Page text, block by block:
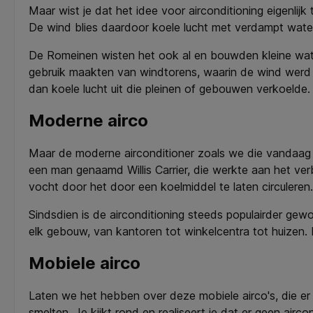
Maar wist je dat het idee voor airconditioning
De wind blies daardoor koele lucht met verdampt
De Romeinen wisten het ook al en bouwden kleine
gebruik maakten van windtorens, waarin de wind
dan koele lucht uit die pleinen of gebouwen verkoelde.
Moderne airco
Maar de moderne airconditioner zoals we die
een man genaamd Willis Carrier, die werkte aan het
vocht door het door een koelmiddel te laten
Sindsdien is de airconditioning steeds populairder
elk gebouw, van kantoren tot winkelcentra tot huizen.
Mobiele airco
Laten we het hebben over deze mobiele airco's, die